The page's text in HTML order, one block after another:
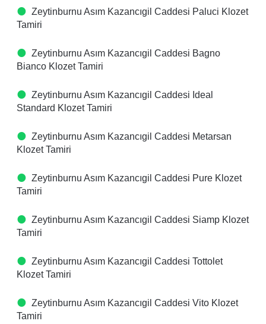
Zeytinburnu Asım Kazancıgil Caddesi Paluci Klozet
Tamiri
Zeytinburnu Asım Kazancıgil Caddesi Bagno
Bianco Klozet Tamiri
Zeytinburnu Asım Kazancıgil Caddesi Ideal
Standard Klozet Tamiri
Zeytinburnu Asım Kazancıgil Caddesi Metarsan
Klozet Tamiri
Zeytinburnu Asım Kazancıgil Caddesi Pure Klozet
Tamiri
Zeytinburnu Asım Kazancıgil Caddesi Siamp Klozet
Tamiri
Zeytinburnu Asım Kazancıgil Caddesi Tottolet
Klozet Tamiri
Zeytinburnu Asım Kazancıgil Caddesi Vito Klozet
Tamiri